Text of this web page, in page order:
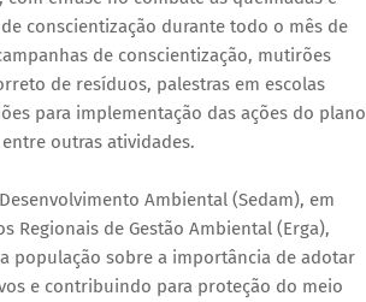
conscientização durante todo o mês de
de conscientização, mutirões
de resíduos, palestras em escolas
para implementação das ações do plano
outras atividades.
Ambiental (Sedam), em
Regionais de Gestão Ambiental (Erga),
população sobre a importância de adotar
e contribuindo para proteção do meio